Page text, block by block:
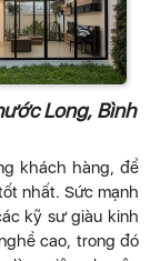
Long, Bình
khách hàng, để
nhất. Sức mạnh
kỹ sư giàu kinh
cao, trong đó